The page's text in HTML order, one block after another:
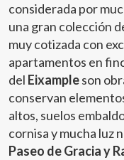
considerada por
una gran colección
muy cotizada con
apartamentos en
del Eixampleson
conservan
altos, suelos
cornisa y mucha luz
Paseo de Gracia y